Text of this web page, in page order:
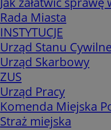
Rada Miasta
INSTYTUCJE
Urząd Stanu
Urząd Skarbowy
ZUS
Urząd Pracy
Komenda Miejska
Straż miejska